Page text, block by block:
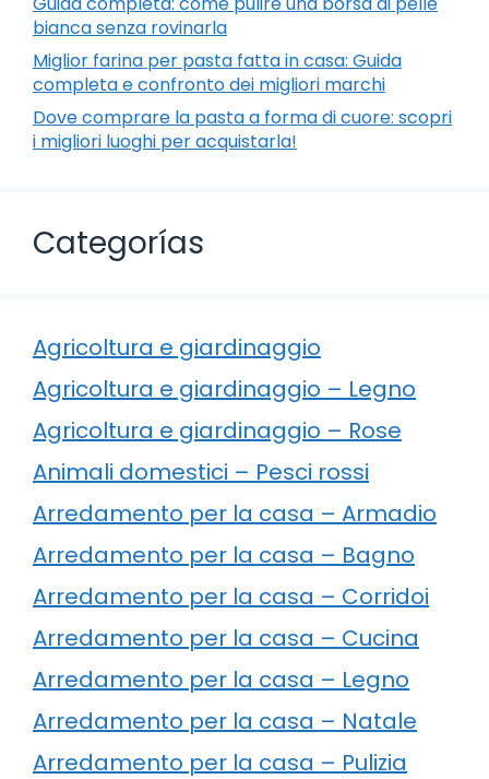
bianca senza rovinarla
Miglior farina per pasta fatta in casa: Guida
completa e confronto dei migliori marchi
Dove comprare la pasta a forma di cuore: scopri
i migliori luoghi per acquistarla!
Categorías
Agricoltura e giardinaggio
Agricoltura e giardinaggio – Legno
Agricoltura e giardinaggio – Rose
Animali domestici – Pesci rossi
Arredamento per la casa – Armadio
Arredamento per la casa – Bagno
Arredamento per la casa – Corridoi
Arredamento per la casa – Cucina
Arredamento per la casa – Legno
Arredamento per la casa – Natale
Arredamento per la casa – Pulizia